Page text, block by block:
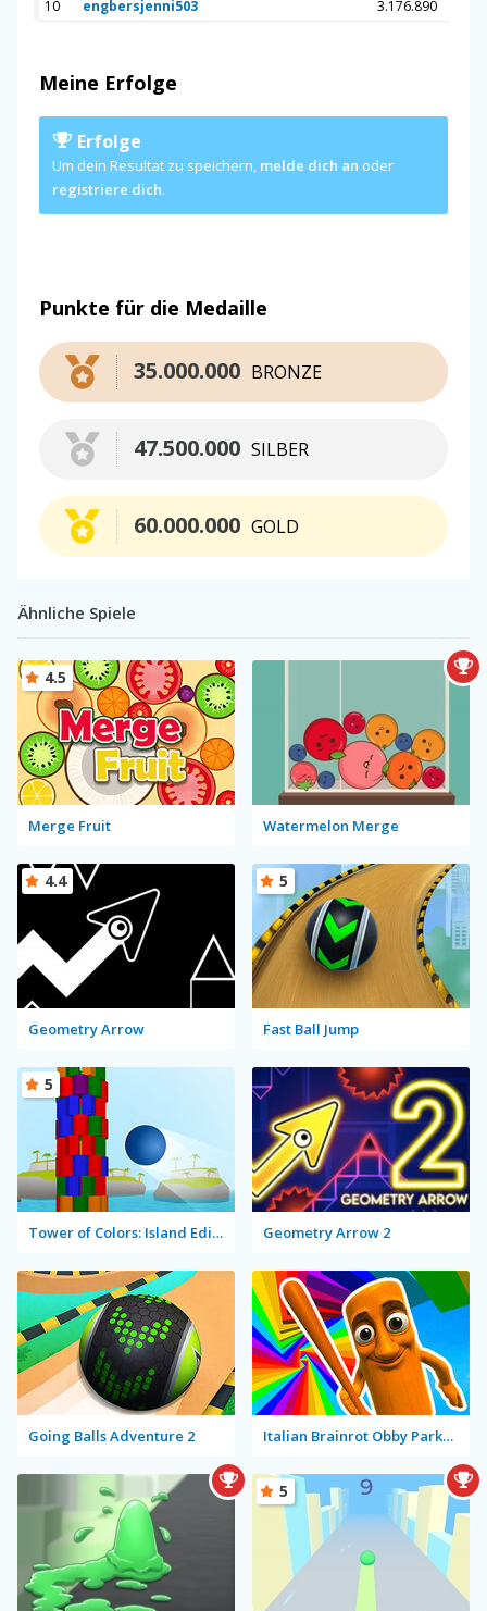
10 engbersjenni503 3.176.890
Meine Erfolge
Erfolge
Um dein Resultat zu speichern, melde dich an oder
registriere dich.
Punkte für die Medaille
BRONZE
35.000.000
SILBER
47.500.000
GOLD
60.000.000
Ähnliche Spiele
Merge Fruit
4.5
Watermelon Merge
Geometry Arrow
4.4
Fast Ball Jump
5
Tower of Colors: Island Edition
5
Geometry Arrow 2
Going Balls Adventure 2 Italian Brainrot Obby Parkour
5